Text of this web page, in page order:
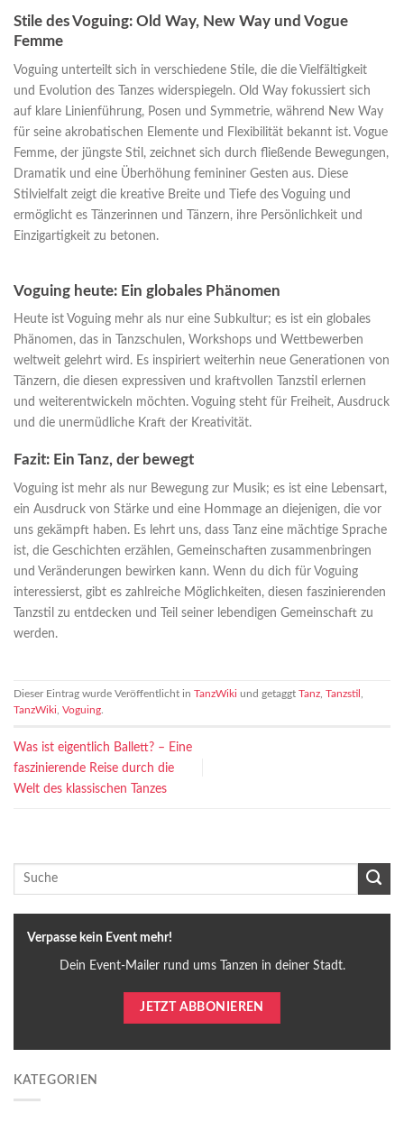
Stile des Voguing: Old Way, New Way und Vogue
Femme
Voguing unterteilt sich in verschiedene Stile, die die Vielfältigkeit
und Evolution des Tanzes widerspiegeln. Old Way fokussiert sich
auf klare Linienführung, Posen und Symmetrie, während New Way
für seine akrobatischen Elemente und Flexibilität bekannt ist. Vogue
Femme, der jüngste Stil, zeichnet sich durch fließende Bewegungen,
Dramatik und eine Überhöhung femininer Gesten aus. Diese
Stilvielfalt zeigt die kreative Breite und Tiefe des Voguing und
ermöglicht es Tänzerinnen und Tänzern, ihre Persönlichkeit und
Einzigartigkeit zu betonen.
Voguing heute: Ein globales Phänomen
Heute ist Voguing mehr als nur eine Subkultur; es ist ein globales
Phänomen, das in Tanzschulen, Workshops und Wettbewerben
weltweit gelehrt wird. Es inspiriert weiterhin neue Generationen von
Tänzern, die diesen expressiven und kraftvollen Tanzstil erlernen
und weiterentwickeln möchten. Voguing steht für Freiheit, Ausdruck
und die unermüdliche Kraft der Kreativität.
Fazit: Ein Tanz, der bewegt
Voguing ist mehr als nur Bewegung zur Musik; es ist eine Lebensart,
ein Ausdruck von Stärke und eine Hommage an diejenigen, die vor
uns gekämpft haben. Es lehrt uns, dass Tanz eine mächtige Sprache
ist, die Geschichten erzählen, Gemeinschaften zusammenbringen
und Veränderungen bewirken kann. Wenn du dich für Voguing
interessierst, gibt es zahlreiche Möglichkeiten, diesen faszinierenden
Tanzstil zu entdecken und Teil seiner lebendigen Gemeinschaft zu
werden.
Dieser Eintrag wurde Veröffentlicht in TanzWiki und getaggt Tanz Tanzstil
TanzWiki
Voguing
Was ist eigentlich Ballett? – Eine
faszinierende Reise durch die
Welt des klassischen Tanzes
Verpasse kein Event mehr!
Dein Event-Mailer rund ums Tanzen in deiner Stadt.
JETZT ABBONIEREN
KATEGORIEN